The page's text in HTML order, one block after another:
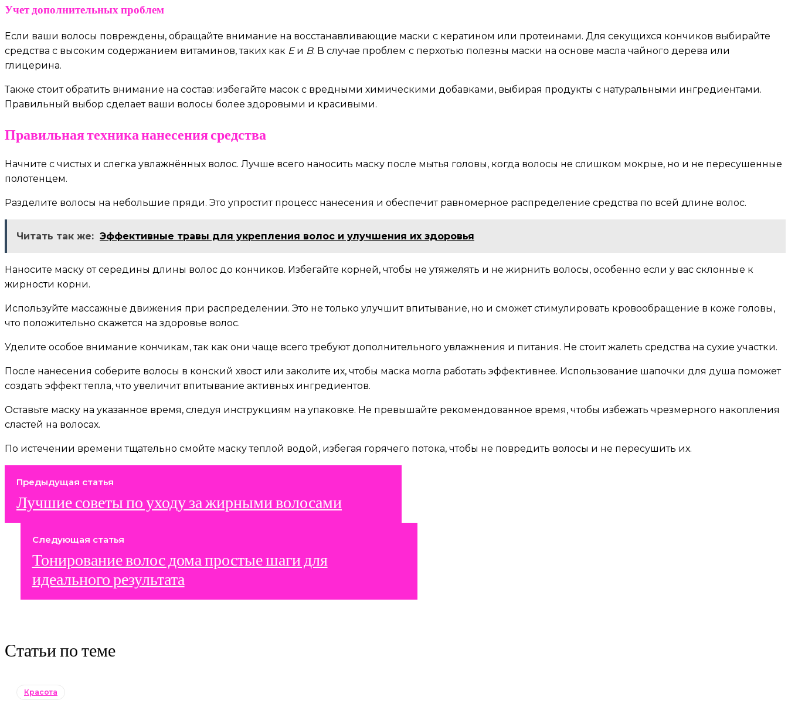
Учет дополнительных проблем
Если ваши волосы повреждены, обращайте внимание на восстанавливающие маски с кератином или протеинами. Для секущихся кончиков выбирайте
средства с высоким содержанием витаминов, таких как Eи B. В случае проблем с перхотью полезны маски на основе масла чайного дерева или
глицерина.
Также стоит обратить внимание на состав: избегайте масок с вредными химическими добавками, выбирая продукты с натуральными ингредиентами.
Правильный выбор сделает ваши волосы более здоровыми и красивыми.
Правильная техника нанесения средства
Начните с чистых и слегка увлажнённых волос. Лучше всего наносить маску после мытья головы, когда волосы не слишком мокрые, но и не пересушенные
полотенцем.
Разделите волосы на небольшие пряди. Это упростит процесс нанесения и обеспечит равномерное распределение средства по всей длине волос.
Читать так же: Эффективные травы для укрепления волос и улучшения их здоровья
Наносите маску от середины длины волос до кончиков. Избегайте корней, чтобы не утяжелять и не жирнить волосы, особенно если у вас склонные к
жирности корни.
Используйте массажные движения при распределении. Это не только улучшит впитывание, но и сможет стимулировать кровообращение в коже головы,
что положительно скажется на здоровье волос.
Уделите особое внимание кончикам, так как они чаще всего требуют дополнительного увлажнения и питания. Не стоит жалеть средства на сухие участки.
После нанесения соберите волосы в конский хвост или заколите их, чтобы маска могла работать эффективнее. Использование шапочки для душа поможет
создать эффект тепла, что увеличит впитывание активных ингредиентов.
Оставьте маску на указанное время, следуя инструкциям на упаковке. Не превышайте рекомендованное время, чтобы избежать чрезмерного накопления
сластей на волосах.
По истечении времени тщательно смойте маску теплой водой, избегая горячего потока, чтобы не повредить волосы и не пересушить их.
Предыдущая статья
Лучшие советы по уходу за жирными волосами
Следующая статья
Тонирование волос дома простые шаги для
идеального результата
Статьи по теме
Красота